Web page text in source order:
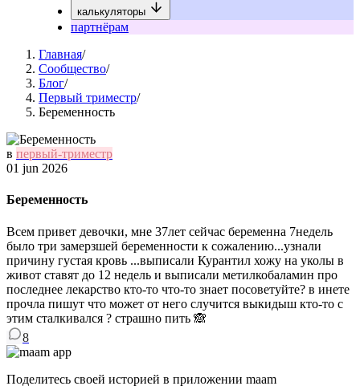
калькуляторы
партнёрам
Главная/
Сообщество/
Блог/
Первый триместр/
Беременность
в первый-триместр
01 jun 2026
Беременность
Всем привет девочки, мне 37лет сейчас беременна 7недель
было три замерзшей беременности к сожалению...узнали
причину густая кровь ...выписали Курантил хожу на уколы в
живот ставят до 12 недель и выписали метилкобаламин про
последнее лекарство кто-то что-то знает посоветуйте? в инете
прочла пишут что может от него случится выкидыш кто-то с
этим сталкивался ? страшно пить 🙈
8
Поделитесь своей историей в приложении maam